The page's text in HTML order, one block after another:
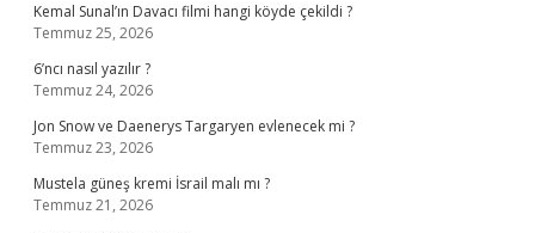
Kemal Sunal’ın Davacı filmi hangi köyde çekildi ?
Temmuz 25, 2026
6’ncı nasıl yazılır ?
Temmuz 24, 2026
Jon Snow ve Daenerys Targaryen evlenecek mi ?
Temmuz 23, 2026
Mustela güneş kremi İsrail malı mı ?
Temmuz 21, 2026